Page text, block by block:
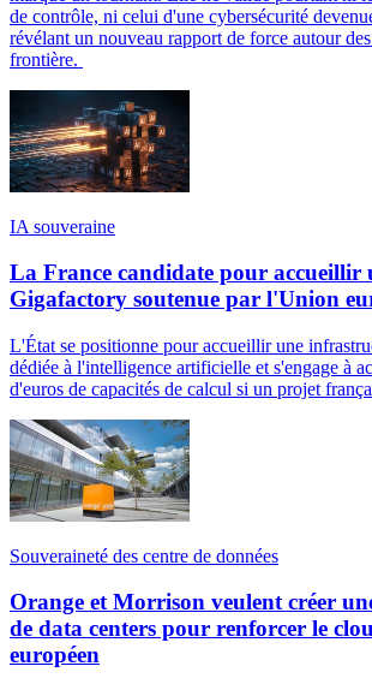
de contrôle, ni celui d'une cybersécurité
révélant un nouveau rapport de force autour
frontière.
IA souveraine
La France candidate pour accueillir
Gigafactory soutenue par l'Union
L'État se positionne pour accueillir une
dédiée à l'intelligence artificielle et s'engage à
d'euros de capacités de calcul si un projet
Souveraineté des centre de données
Orange et Morrison veulent créer
de data centers pour renforcer le
européen